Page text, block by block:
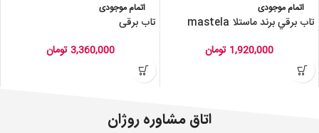
اتمام موجودی
تاب برقي برند ماستلا mastela
1,920,000 تومان
اتمام موجودی
تاب برقی
3,360,000 تومان
اتاق مشاوره روژان